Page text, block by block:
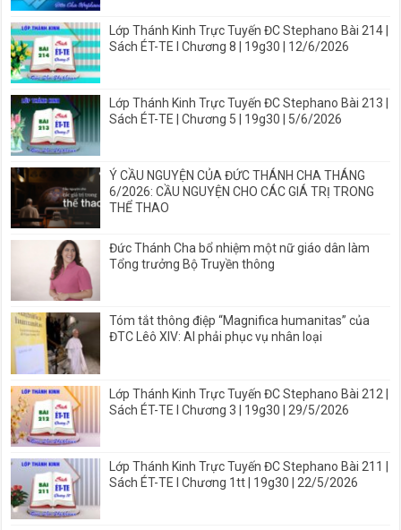
Lớp Thánh Kinh Trực Tuyến ĐC Stephano Bài 214 |
Sách ÉT-TE I Chương 8 | 19g30 | 12/6/2026
Lớp Thánh Kinh Trực Tuyến ĐC Stephano Bài 213 |
Sách ÉT-TE | Chương 5 | 19g30 | 5/6/2026
Ý CẦU NGUYỆN CỦA ĐỨC THÁNH CHA THÁNG
6/2026: CẦU NGUYỆN CHO CÁC GIÁ TRỊ TRONG
THỂ THAO
Đức Thánh Cha bổ nhiệm một nữ giáo dân làm
Tổng trưởng Bộ Truyền thông
Tóm tắt thông điệp “Magnifica humanitas” của
ĐTC Lêô XIV: AI phải phục vụ nhân loại
Lớp Thánh Kinh Trực Tuyến ĐC Stephano Bài 212 |
Sách ÉT-TE I Chương 3 | 19g30 | 29/5/2026
Lớp Thánh Kinh Trực Tuyến ĐC Stephano Bài 211 |
Sách ÉT-TE I Chương 1tt | 19g30 | 22/5/2026